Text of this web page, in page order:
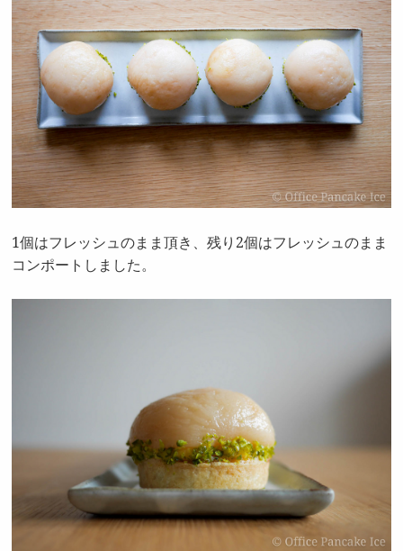
1個はフレッシュのまま頂き、残り2個はフレッシュのまま
コンポートしました。